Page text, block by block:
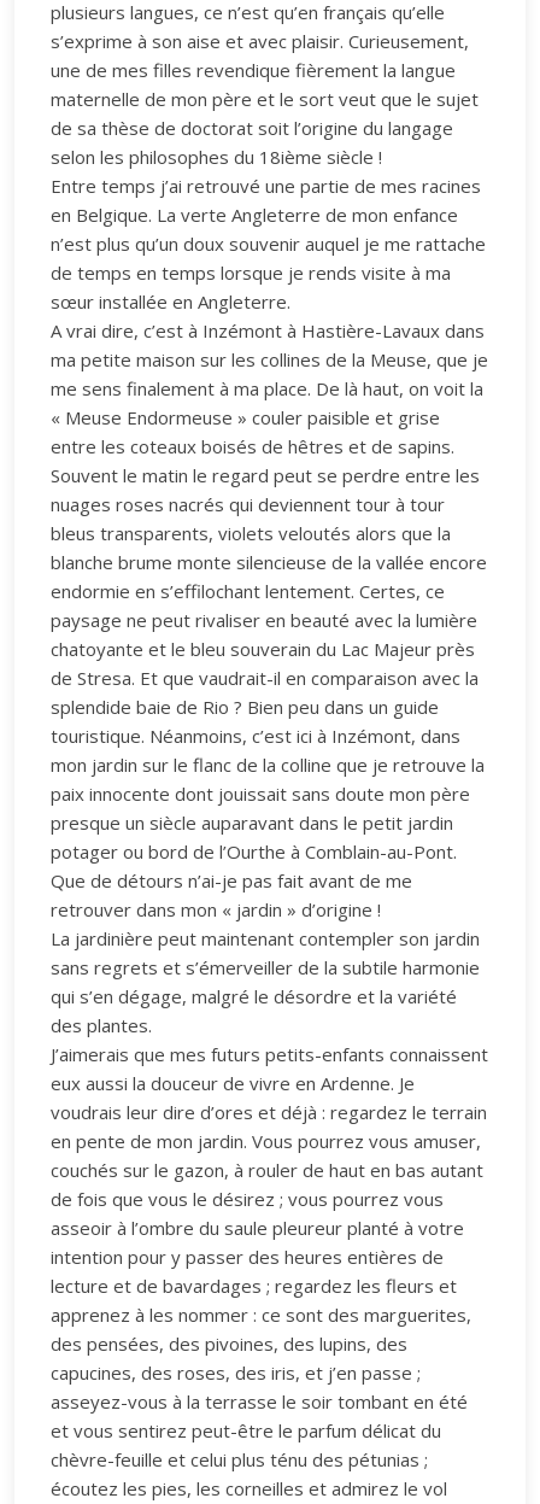
plusieurs langues, ce n’est qu’en français qu’elle
s’exprime à son aise et avec plaisir. Curieusement,
une de mes filles revendique fièrement la langue
maternelle de mon père et le sort veut que le sujet
de sa thèse de doctorat soit l’origine du langage
selon les philosophes du 18ième siècle !
Entre temps j’ai retrouvé une partie de mes racines
en Belgique. La verte Angleterre de mon enfance
n’est plus qu’un doux souvenir auquel je me rattache
de temps en temps lorsque je rends visite à ma
sœur installée en Angleterre.
A vrai dire, c’est à Inzémont à Hastière-Lavaux dans
ma petite maison sur les collines de la Meuse, que je
me sens finalement à ma place. De là haut, on voit la
« Meuse Endormeuse » couler paisible et grise
entre les coteaux boisés de hêtres et de sapins.
Souvent le matin le regard peut se perdre entre les
nuages roses nacrés qui deviennent tour à tour
bleus transparents, violets veloutés alors que la
blanche brume monte silencieuse de la vallée encore
endormie en s’effilochant lentement. Certes, ce
paysage ne peut rivaliser en beauté avec la lumière
chatoyante et le bleu souverain du Lac Majeur près
de Stresa. Et que vaudrait-il en comparaison avec la
splendide baie de Rio ? Bien peu dans un guide
touristique. Néanmoins, c’est ici à Inzémont, dans
mon jardin sur le flanc de la colline que je retrouve la
paix innocente dont jouissait sans doute mon père
presque un siècle auparavant dans le petit jardin
potager ou bord de l’Ourthe à Comblain-au-Pont.
Que de détours n’ai-je pas fait avant de me
retrouver dans mon « jardin » d’origine !
La jardinière peut maintenant contempler son jardin
sans regrets et s’émerveiller de la subtile harmonie
qui s’en dégage, malgré le désordre et la variété
des plantes.
J’aimerais que mes futurs petits-enfants connaissent
eux aussi la douceur de vivre en Ardenne. Je
voudrais leur dire d’ores et déjà : regardez le terrain
en pente de mon jardin. Vous pourrez vous amuser,
couchés sur le gazon, à rouler de haut en bas autant
de fois que vous le désirez ; vous pourrez vous
asseoir à l’ombre du saule pleureur planté à votre
intention pour y passer des heures entières de
lecture et de bavardages ; regardez les fleurs et
apprenez à les nommer : ce sont des marguerites,
des pensées, des pivoines, des lupins, des
capucines, des roses, des iris, et j’en passe ;
asseyez-vous à la terrasse le soir tombant en été
et vous sentirez peut-être le parfum délicat du
chèvre-feuille et celui plus ténu des pétunias ;
écoutez les pies, les corneilles et admirez le vol